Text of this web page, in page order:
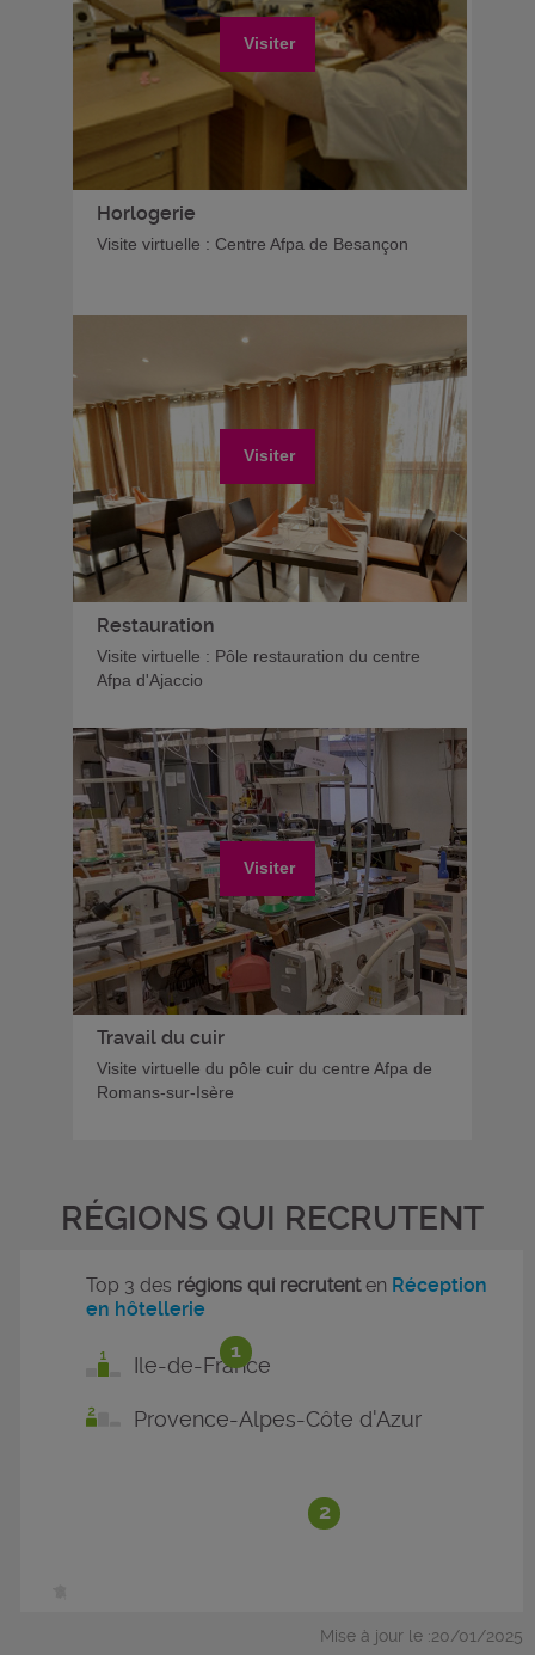
Visiter
Horlogerie
Visite virtuelle : Centre Afpa de Besançon
Visiter
Restauration
Visite virtuelle : Pôle restauration du centre
Afpa d'Ajaccio
Visiter
Travail du cuir
Visite virtuelle du pôle cuir du centre Afpa de
Romans-sur-Isère
RÉGIONS QUI RECRUTENT
1
2
Top 3 des régions qui recrutenten Réception
en hôtellerie
Ile-de-France
Provence-Alpes-Côte d'Azur
Mise à jour le :20/01/2025